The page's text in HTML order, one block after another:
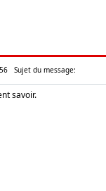
Sujet du message:
savoir.